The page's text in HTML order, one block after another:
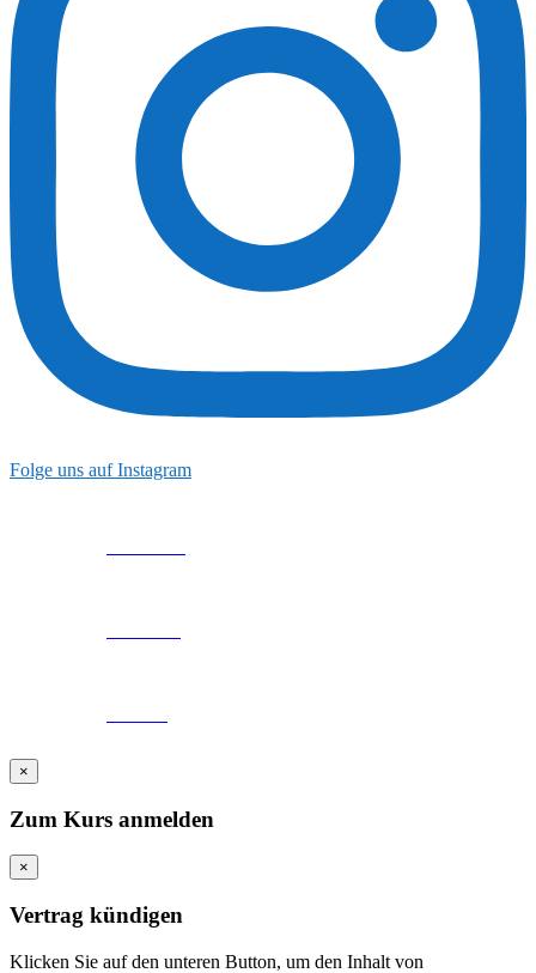
Folge uns auf Instagram
×
Zum Kurs anmelden
×
Vertrag kündigen
Klicken Sie auf den unteren Button, um den Inhalt von